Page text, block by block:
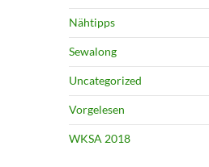
Nähtipps
Sewalong
Uncategorized
Vorgelesen
WKSA 2018